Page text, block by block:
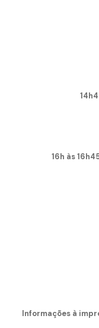
16h às
Informações à